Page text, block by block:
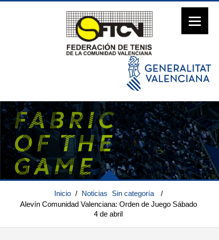
Inicio / Noticias Sin categoría
/
Alevín Comunidad Valenciana: Orden de Juego Sábado
4 de abril